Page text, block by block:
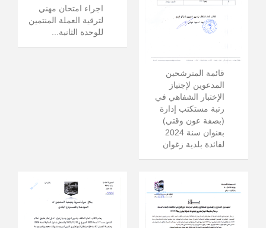
قائمة المترشحين
المدعوين لإجتياز
الإختبار الشفاهي في
رتبة مستكتب إدارة
(بصفة عون وقتي)
بعنوان سنة 2024
لفائدة بلدية زغوان
اجراء امتحان مهني
لترقية العملة المنتمين
للوحدة الثانية...